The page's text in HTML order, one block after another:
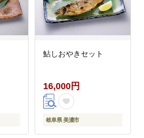
鮎しおやきセット
16,000円
岐阜県 美濃市